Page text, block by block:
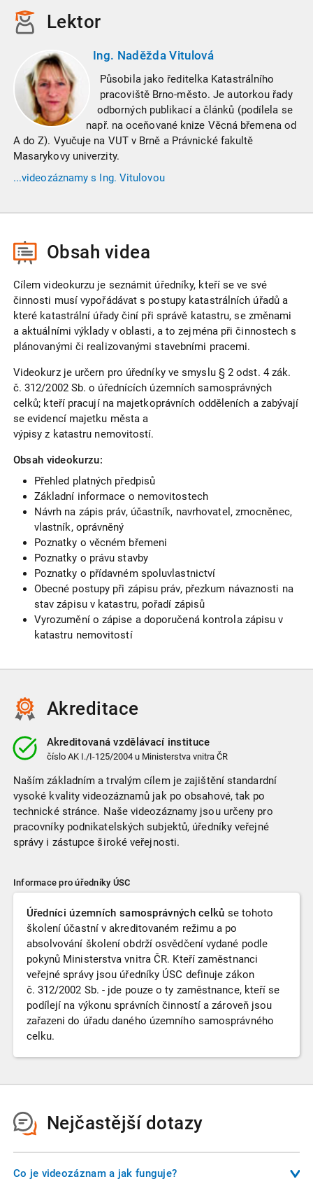
Lektor
Ing. Naděžda Vitulová
Působila jako ředitelka Katastrálního
pracoviště Brno-město. Je autorkou řady
odborných publikací a článků (podílela se
např. na oceňované knize Věcná břemena od
A do Z). Vyučuje na VUT v Brně a Právnické fakultě
Masarykovy univerzity.
...videozáznamy s Ing. Vitulovou
Obsah videa
Cílem videokurzu je seznámit úředníky, kteří se ve své
činnosti musí vypořádávat s postupy katastrálních úřadů a
které katastrální úřady činí při správě katastru, se změnami
a aktuálními výklady v oblasti, a to zejména při činnostech s
plánovanými či realizovanými stavebními pracemi.
Videokurz je určern pro úředníky ve smyslu § 2 odst. 4 zák.
č. 312/2002 Sb. o úřednících územních samosprávných
celků; kteří pracují na majetkoprávních odděleních a zabývají
se evidencí majetku města a
výpisy z katastru nemovitostí.
Obsah videokurzu:
Přehled platných předpisů
Základní informace o nemovitostech
Návrh na zápis práv, účastník, navrhovatel, zmocněnec,
vlastník, oprávněný
Poznatky o věcném břemeni
Poznatky o právu stavby
Poznatky o přídavném spoluvlastnictví
Obecné postupy při zápisu práv, přezkum návaznosti na
stav zápisu v katastru, pořadí zápisů
Vyrozumění o zápise a doporučená kontrola zápisu v
katastru nemovitostí
Akreditace
Akreditovaná vzdělávací instituce
číslo AK I./I-125/2004u Ministerstva vnitra ČR
Naším základním a trvalým cílem je zajištění standardní
vysoké kvality videozáznamů jak po obsahové, tak po
technické stránce. Naše videozáznamy jsou určeny pro
pracovníky podnikatelských subjektů, úředníky veřejné
správy i zástupce široké veřejnosti.
Informace pro úředníky ÚSC
Úředníci územních samosprávných celků se tohoto
školení účastní v akreditovaném režimu a po
absolvování školení obdrží osvědčení vydané podle
pokynů Ministerstva vnitra ČR. Kteří zaměstnanci
veřejné správy jsou úředníky ÚSC definuje zákon
č. 312/2002 Sb. - jde pouze o ty zaměstnance, kteří se
podílejí na výkonu správních činností a zároveň jsou
zařazeni do úřadu daného územního samosprávného
celku.
Nejčastější dotazy
Co je videozáznam a jak funguje?